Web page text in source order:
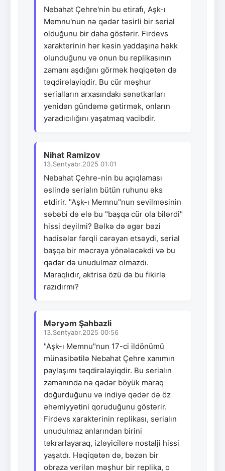
Nebahat Çehre'nin bu etirafı, Aşk-ı
Memnu'nun nə qədər təsirli bir serial
olduğunu bir daha göstərir. Firdevs
xarakterinin hər kəsin yaddaşına həkk
olunduğunu və onun bu replikasının
zamanı aşdığını görmək həqiqətən də
təqdirəlayiqdir. Bu cür məşhur
serialların arxasındakı sənətkarları
yenidən gündəmə gətirmək, onların
yaradıcılığını yaşatmaq vacibdir.
Nihat Ramizov
13.Sentyabr.2025 01:01
Nebahat Çehre-nin bu açıqlaması
əslində serialın bütün ruhunu əks
etdirir. "Aşk-ı Memnu"nun sevilməsinin
səbəbi də elə bu "başqa cür ola bilərdi"
hissi deyilmi? Bəlkə də əgər bəzi
hadisələr fərqli cərəyan etsəydi, serial
başqa bir məcraya yönələcəkdi və bu
qədər də unudulmaz olmazdı.
Maraqlıdır, aktrisa özü də bu fikirlə
razıdırmı?
Məryəm Şahbazli
13.Sentyabr.2025 00:56
"Aşk-ı Memnu"nun 17-ci ildönümü
münasibətilə Nebahat Çehre xanımın
paylaşımı təqdirəlayiqdir. Bu serialın
zamanında nə qədər böyük maraq
doğurduğunu və indiyə qədər də öz
əhəmiyyətini qoruduğunu göstərir.
Firdevs xarakterinin replikası, serialın
unudulmaz anlarından birini
təkrarlayaraq, izləyicilərə nostalji hissi
yaşatdı. Həqiqətən də, bəzən bir
obraza verilən məşhur bir replika, o